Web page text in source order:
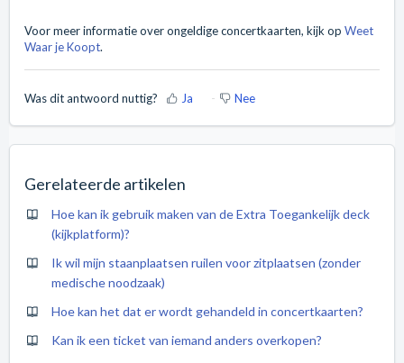
Voor meer informatie over ongeldige concertkaarten, kijk op Weet
Waar je Koopt.
Was dit antwoord nuttig? Ja Nee
Gerelateerde artikelen
Hoe kan ik gebruik maken van de Extra Toegankelijk deck
(kijkplatform)?
Ik wil mijn staanplaatsen ruilen voor zitplaatsen (zonder
medische noodzaak)
Hoe kan het dat er wordt gehandeld in concertkaarten?
Kan ik een ticket van iemand anders overkopen?